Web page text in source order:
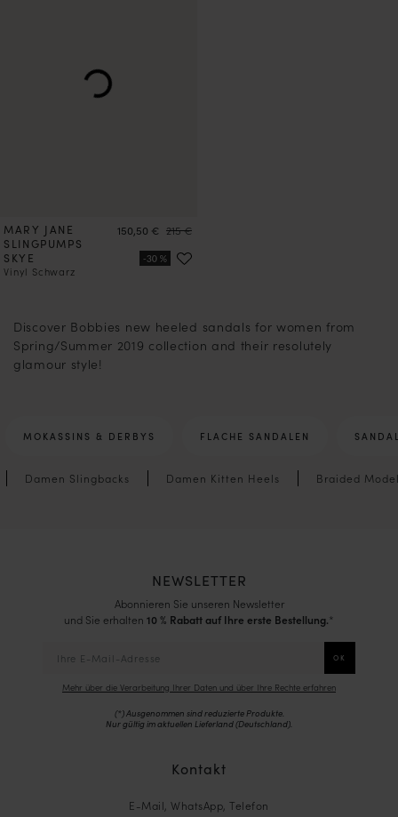
MARY JANE
SLINGPUMPS
SKYE
Vinyl Schwarz
Preis
150,50 € Preis
215 €
Discover Bobbies new heeled sandals for women from
Spring/Summer 2019 collection and their resolutely
glamour style!
MOKASSINS & DERBYS FLACHE SANDALEN
Damen Slingbacks Damen Kitten Heels Braided
NEWSLETTER
Abonnieren Sie unseren Newsletter
und Sie erhalten 10 % Rabatt auf Ihre erste Bestellung.*
Mehr über die Verarbeitung Ihrer Daten und über Ihre Rechte erfahren
(*) Ausgenommen sind reduzierte Produkte.
Nur gültig im aktuellen Lieferland (Deutschland).
Kontakt
E-Mail, WhatsApp, Telefon